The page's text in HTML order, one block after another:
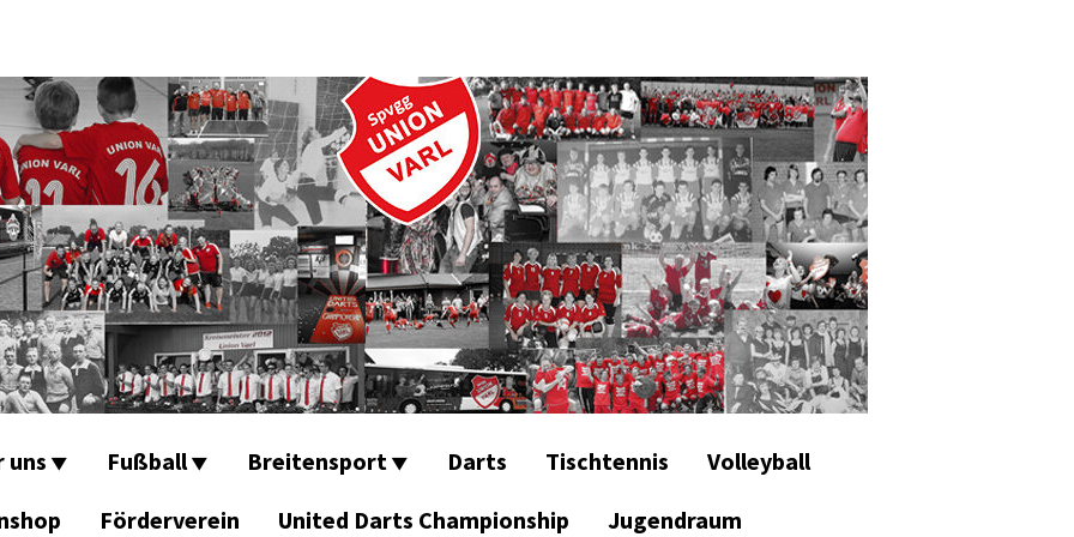
uns Fußball Breitensport Darts Tischtennis
Volleyball
Förderverein United Darts Championship
Jugendraum